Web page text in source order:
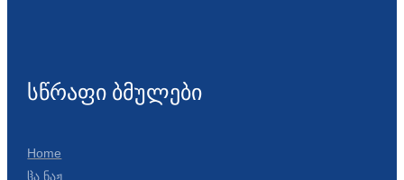
სწრაფი ბმულები
Home
Ჱა Ნაჟ